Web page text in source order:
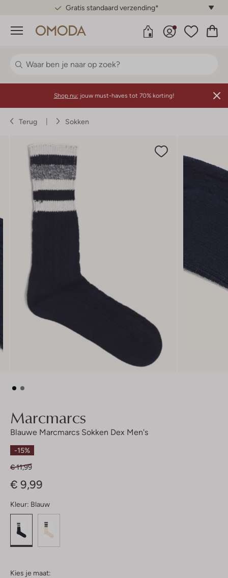
Gratis standaard verzending*
Menu
Shop nu: jouw must-haves tot 70% korting!
Terug Sokken
Marcmarcs
Blauwe Marcmarcs Sokken Dex Men's
-15%
€ 11,99
€ 9,99
Kleur: Blauw
Kies je maat: